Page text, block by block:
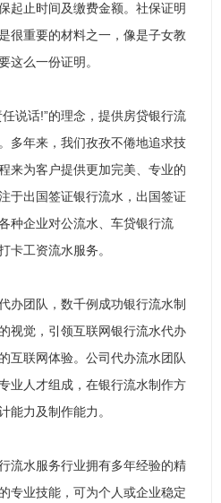
起止时间及缴费金额。社保证明
很重要的材料之一，像是子女教
这么一份证明。
说话!”的理念，提供房贷银行流
多年来，我们孜孜不倦地追求技
来为客户提供更加完美、专业的
于出国签证银行流水，出国签证
种企业对公流水、车贷银行流
卡工资流水服务。
办团队，数千例成功银行流水制
视觉，引领互联网银行流水代办
互联网体验。公司代办流水团队
业人才组成，在银行流水制作方
能力及制作能力。
流水服务行业拥有多年经验的精
专业技能，可为个人或企业稳定